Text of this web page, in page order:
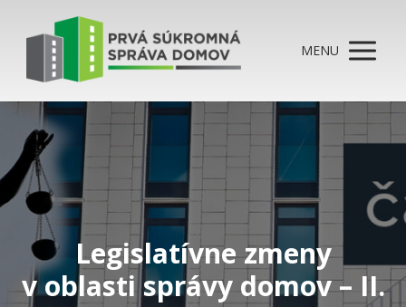
MENU
Legislatívne zmeny
v oblasti správy domov – II.